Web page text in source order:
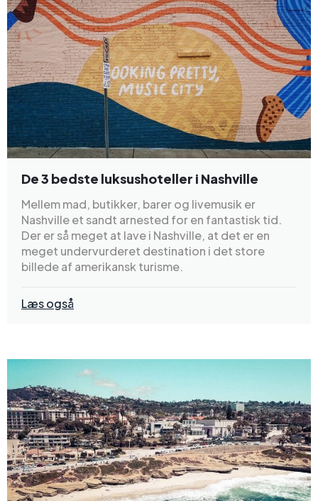
De 3 bedste luksushoteller i Nashville
Mellem mad, butikker, barer og livemusik er
Nashville et sandt arnested for en fantastisk tid.
Der er så meget at lave i Nashville, at det er en
meget undervurderet destination i det store
billede af amerikansk turisme.
Læs også